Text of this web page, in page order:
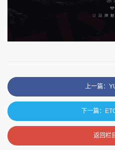
上一篇：
下一篇：
返回栏